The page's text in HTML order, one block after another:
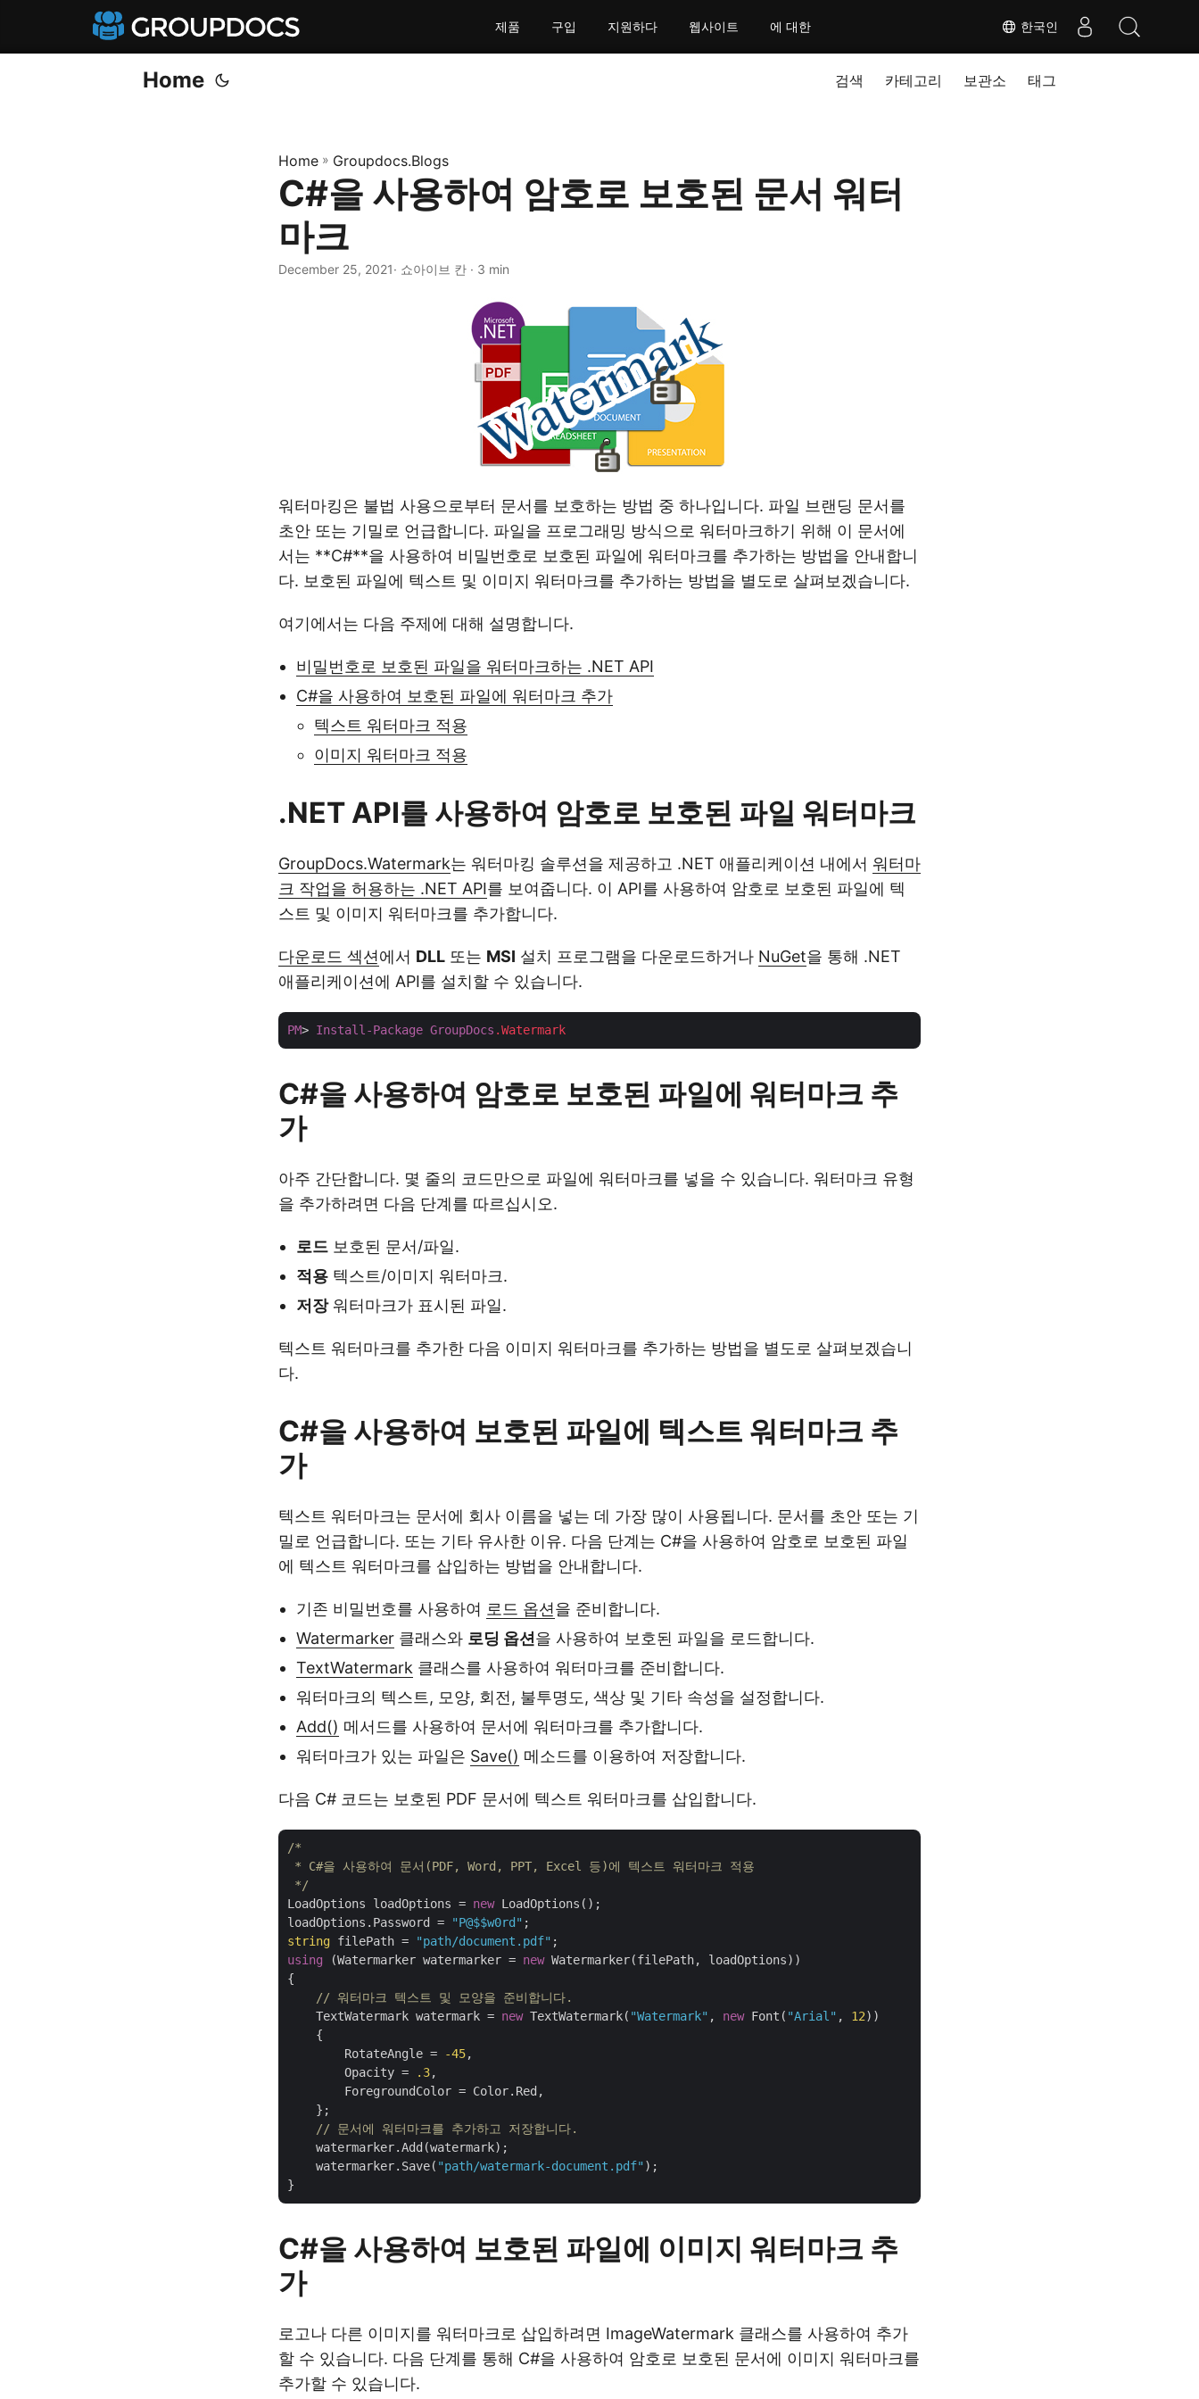
한국인
제품 구입 지원하다 웹사이트 에 대한
Home 검색 카테고리 보관소 태그
Home » Groupdocs.Blogs
C#을 사용하여 암호로 보호된 문서 워터
마크
December 25, 2021· 쇼아이브 칸 · 3 min
워터마킹은 불법 사용으로부터 문서를 보호하는 방법 중 하나입니다. 파일 브랜딩 문서를
초안 또는 기밀로 언급합니다. 파일을 프로그래밍 방식으로 워터마크하기 위해 이 문서에
서는 **C#**을 사용하여 비밀번호로 보호된 파일에 워터마크를 추가하는 방법을 안내합니
다. 보호된 파일에 텍스트 및 이미지 워터마크를 추가하는 방법을 별도로 살펴보겠습니다.
여기에서는 다음 주제에 대해 설명합니다.
비밀번호로 보호된 파일을 워터마크하는 .NET API
C#을 사용하여 보호된 파일에 워터마크 추가
텍스트 워터마크 적용
이미지 워터마크 적용
.NET API를 사용하여 암호로 보호된 파일 워터마크
GroupDocs.Watermark는 워터마킹 솔루션을 제공하고 .NET 애플리케이션 내에서 워터마
크 작업을 허용하는 .NET API를 보여줍니다. 이 API를 사용하여 암호로 보호된 파일에 텍
스트 및 이미지 워터마크를 추가합니다.
다운로드 섹션에서 DLL 또는 MSI 설치 프로그램을 다운로드하거나 NuGet을 통해 .NET
애플리케이션에 API를 설치할 수 있습니다.
PM> Install-Package GroupDocs .Watermark
C#을 사용하여 암호로 보호된 파일에 워터마크 추
가
아주 간단합니다. 몇 줄의 코드만으로 파일에 워터마크를 넣을 수 있습니다. 워터마크 유형
을 추가하려면 다음 단계를 따르십시오.
로드 보호된 문서/파일.
적용 텍스트/이미지 워터마크.
저장워터마크가 표시된 파일.
텍스트 워터마크를 추가한 다음 이미지 워터마크를 추가하는 방법을 별도로 살펴보겠습니
다.
C#을 사용하여 보호된 파일에 텍스트 워터마크 추
가
텍스트 워터마크는 문서에 회사 이름을 넣는 데 가장 많이 사용됩니다. 문서를 초안 또는 기
밀로 언급합니다. 또는 기타 유사한 이유. 다음 단계는 C#을 사용하여 암호로 보호된 파일
에 텍스트 워터마크를 삽입하는 방법을 안내합니다.
기존 비밀번호를 사용하여 로드 옵션을 준비합니다.
Watermarker 클래스와 로딩 옵션 을 사용하여 보호된 파일을 로드합니다.
TextWatermark 클래스를 사용하여 워터마크를 준비합니다.
워터마크의 텍스트, 모양, 회전, 불투명도, 색상 및 기타 속성을 설정합니다.
Add() 메서드를 사용하여 문서에 워터마크를 추가합니다.
워터마크가 있는 파일은 Save() 메소드를 이용하여 저장합니다.
다음 C# 코드는 보호된 PDF 문서에 텍스트 워터마크를 삽입합니다.
/*
* C#을 사용하여 문서(PDF, Word, PPT, Excel 등)에 텍스트 워터마크 적용
*/
LoadOptions loadOptions = new LoadOptions();
loadOptions.Password =
"P@$$w0rd"
string filePath = "path/document.pdf"
using (Watermarker watermarker = new Watermarker(filePath, loadOptions))
{
// 워터마크 텍스트 및 모양을 준비합니다.
    TextWatermark watermark =
new TextWatermark( "Watermark" , new Font( "Arial" , 12))
    {
        RotateAngle =
-45,
        Opacity =
.3,
        ForegroundColor = Color.Red,
    };
// 문서에 워터마크를 추가하고 저장합니다.
    watermarker.Add(watermark);
    watermarker.Save(
"path/watermark-document.pdf" );
C#을 사용하여 보호된 파일에 이미지 워터마크 추
가
로고나 다른 이미지를 워터마크로 삽입하려면 ImageWatermark 클래스를 사용하여 추가
할 수 있습니다. 다음 단계를 통해 C#을 사용하여 암호로 보호된 문서에 이미지 워터마크를
추가할 수 있습니다.